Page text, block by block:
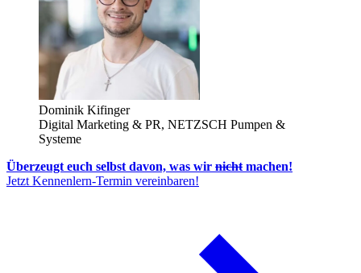
Dominik Kifinger
Digital Marketing & PR, NETZSCH Pumpen &
Systeme
Überzeugt euch selbst davon, was wir nicht machen!
Jetzt Kennenlern-Termin vereinbaren!